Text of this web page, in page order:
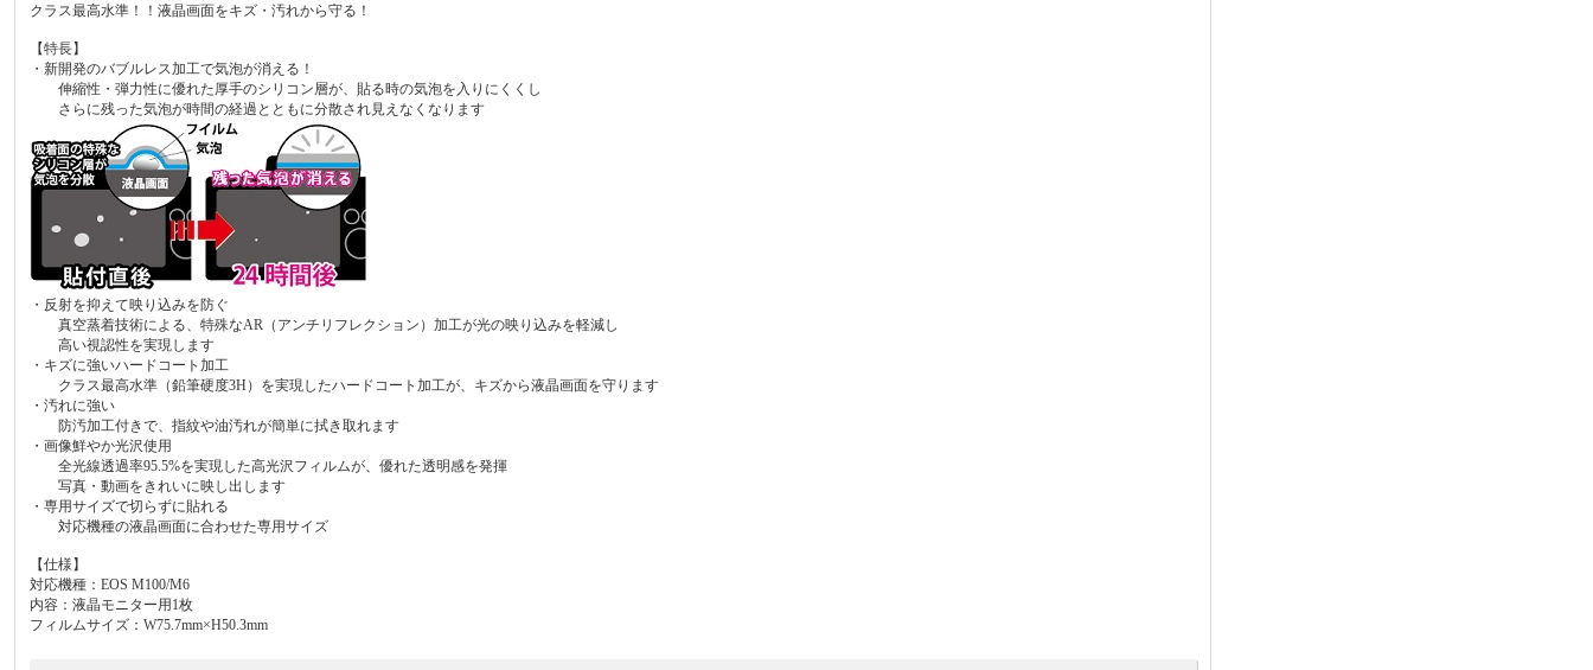
クラス最高水準！！液晶画面をキズ・汚れから守る！
【特長】
・新開発のバブルレス加工で気泡が消える！
伸縮性・弾力性に優れた厚手のシリコン層が、貼る時の気泡を入りにくくし
さらに残った気泡が時間の経過とともに分散され見えなくなります
・反射を抑えて映り込みを防ぐ
真空蒸着技術による、特殊なAR（アンチリフレクション）加工が光の映り込みを軽減し
高い視認性を実現します
・キズに強いハードコート加工
クラス最高水準（鉛筆硬度3H）を実現したハードコート加工が、キズから液晶画面を守ります
・汚れに強い
防汚加工付きで、指紋や油汚れが簡単に拭き取れます
・画像鮮やか光沢使用
全光線透過率95.5%を実現した高光沢フィルムが、優れた透明感を発揮
写真・動画をきれいに映し出します
・専用サイズで切らずに貼れる
対応機種の液晶画面に合わせた専用サイズ
【仕様】
対応機種：EOS M100/M6
内容：液晶モニター用1枚
フィルムサイズ：W75.7mm×H50.3mm